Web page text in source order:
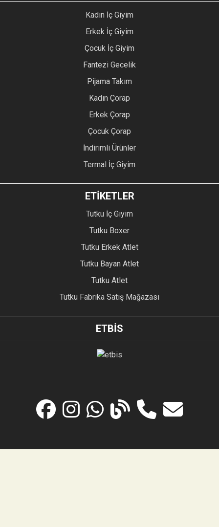
Kadın İç Giyim
Erkek İç Giyim
Çocuk İç Giyim
Fantezi Gecelik
Pijama Takım
Kadın Çorap
Erkek Çorap
Çocuk Çorap
İndirimli Ürünler
Termal İç Giyim
ETİKETLER
Tutku İç Giyim
Tutku Boxer
Tutku Erkek Atlet
Tutku Bayan Atlet
Tutku Atlet
Tutku Fabrika Satış Mağazası
ETBİS